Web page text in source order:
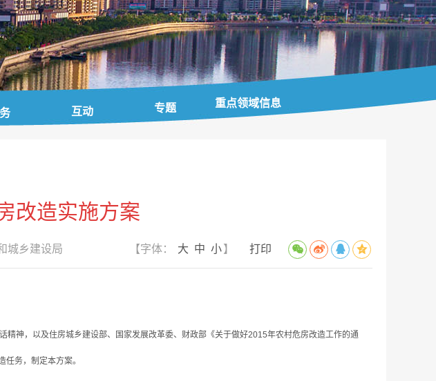
互动 专题 重点领域信息
改造实施方案
城乡建设局 【字体： 大 中 小 】 打印
神，以及住房城乡建设部、国家发展改革委、财政部《关于做好2015年农村危房改造工作的通
务，制定本方案。